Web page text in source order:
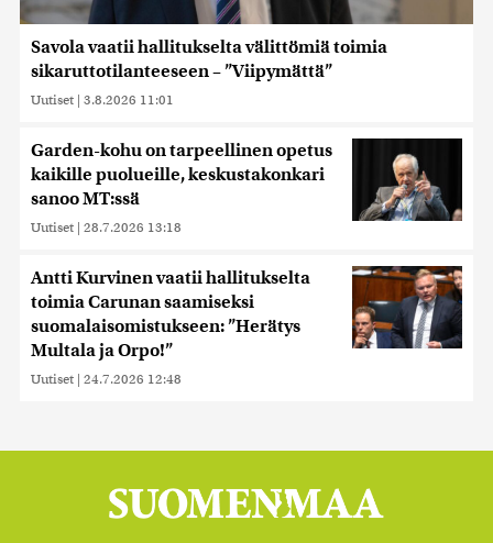
Savola vaatii hallitukselta välittömiä toimia
sikaruttotilanteeseen – ”Viipymättä”
Uutiset | 3.8.2026 11:01
Garden-kohu on tarpeellinen opetus
kaikille puolueille, keskustakonkari
sanoo MT:ssä
Uutiset | 28.7.2026 13:18
Antti Kurvinen vaatii hallitukselta
toimia Carunan saamiseksi
suomalaisomistukseen: ”Herätys
Multala ja Orpo!”
Uutiset | 24.7.2026 12:48